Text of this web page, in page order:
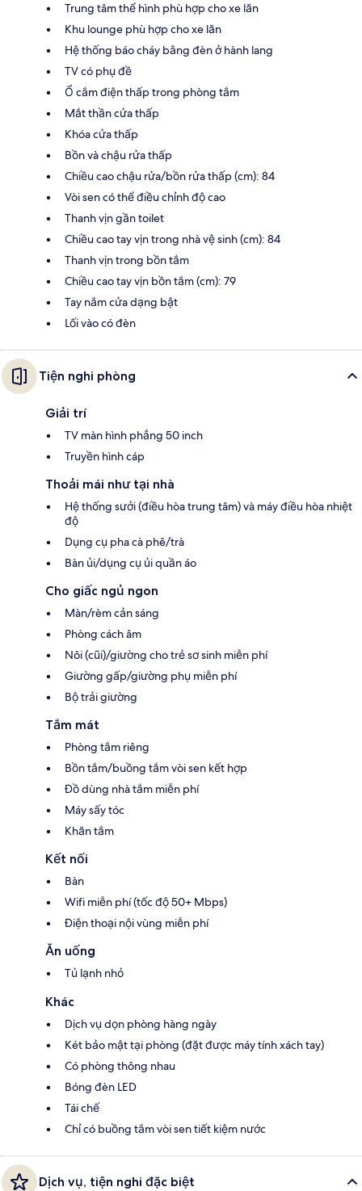
Trung tâm thể hình phù hợp cho xe lăn
Khu lounge phù hợp cho xe lăn
Hệ thống báo cháy bằng đèn ở hành lang
TV có phụ đề
Ổ cắm điện thấp trong phòng tắm
Mắt thần cửa thấp
Khóa cửa thấp
Bồn và chậu rửa thấp
Chiều cao chậu rửa/bồn rửa thấp (cm): 84
Vòi sen có thể điều chỉnh độ cao
Thanh vịn gần toilet
Chiều cao tay vịn trong nhà vệ sinh (cm): 84
Thanh vịn trong bồn tắm
Chiều cao tay vịn bồn tắm (cm): 79
Tay nắm cửa dạng bật
Lối vào có đèn
Tiện nghi phòng
Giải trí
TV màn hình phẳng 50 inch
Truyền hình cáp
Thoải mái như tại nhà
Hệ thống sưởi (điều hòa trung tâm) và máy điều hòa nhiệt
độ
Dụng cụ pha cà phê/trà
Bàn ủi/dụng cụ ủi quần áo
Cho giấc ngủ ngon
Màn/rèm cản sáng
Phòng cách âm
Nôi (cũi)/giường cho trẻ sơ sinh miễn phí
Giường gấp/giường phụ miễn phí
Bộ trải giường
Tắm mát
Phòng tắm riêng
Bồn tắm/buồng tắm vòi sen kết hợp
Đồ dùng nhà tắm miễn phí
Máy sấy tóc
Khăn tắm
Kết nối
Bàn
Wifi miễn phí (tốc độ 50+ Mbps)
Điện thoại nội vùng miễn phí
Ăn uống
Tủ lạnh nhỏ
Khác
Dịch vụ dọn phòng hàng ngày
Két bảo mật tại phòng (đặt được máy tính xách tay)
Có phòng thông nhau
Bóng đèn LED
Tái chế
Chỉ có buồng tắm vòi sen tiết kiệm nước
Dịch vụ, tiện nghi đặc biệt